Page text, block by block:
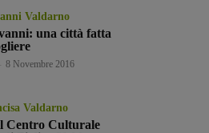
Valdarno
una città fatta
8 Novembre 2016
Valdarno
Centro Culturale